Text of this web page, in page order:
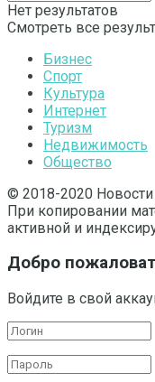
Нет результатов
Смотреть все
Бизнес
Спорт
Культура
Интернет
Туризм
Недвижимость
Общество
© 2018-2020
При копировании
активной и
Добро
Войдите в свой